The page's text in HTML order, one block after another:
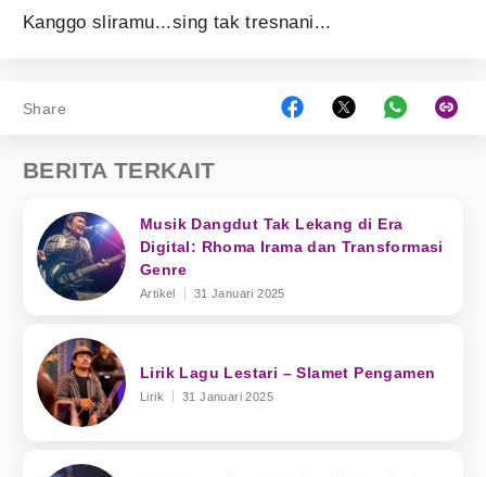
Kanggo sliramu...sing tak tresnani...
Share
BERITA TERKAIT
Musik Dangdut Tak Lekang di Era
Digital: Rhoma Irama dan Transformasi
Genre
Artikel 31 Januari 2025
Lirik Lagu Lestari – Slamet Pengamen
Lirik 31 Januari 2025